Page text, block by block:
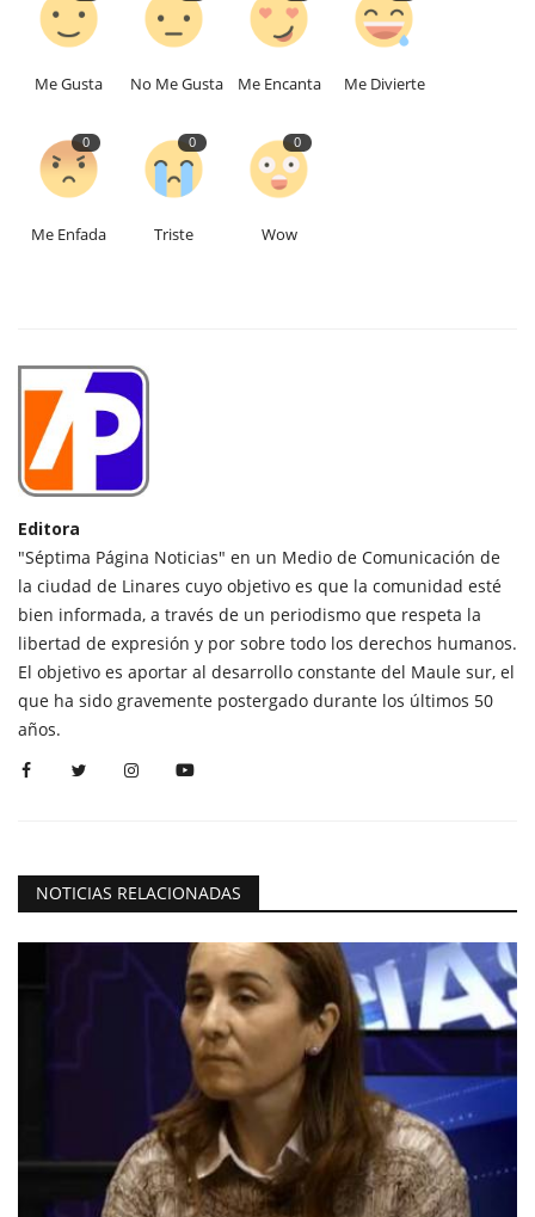
Me Gusta No Me Gusta Me Encanta Me Divierte
0
Me Enfada
0
Triste
0
Wow
Editora
"Séptima Página Noticias" en un Medio de Comunicación de
la ciudad de Linares cuyo objetivo es que la comunidad esté
bien informada, a través de un periodismo que respeta la
libertad de expresión y por sobre todo los derechos humanos.
El objetivo es aportar al desarrollo constante del Maule sur, el
que ha sido gravemente postergado durante los últimos 50
años.
NOTICIAS RELACIONADAS